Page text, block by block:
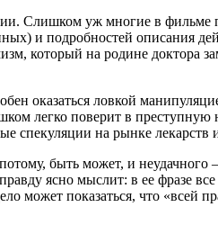
Слишком уж многие в
и подробностей описания
который на родине доктора
оказаться ловкой
легко поверит в
спекуляции на рынке лекарств
быть может, и
ясно мыслит: в ее фразе все
может показаться, что «всей